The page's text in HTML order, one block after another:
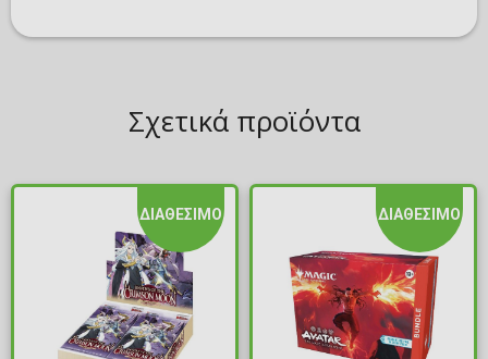
Σχετικά προϊόντα
ΔΙΑΘΕΣΙΜΟ ΔΙΑΘΕΣΙΜΟ